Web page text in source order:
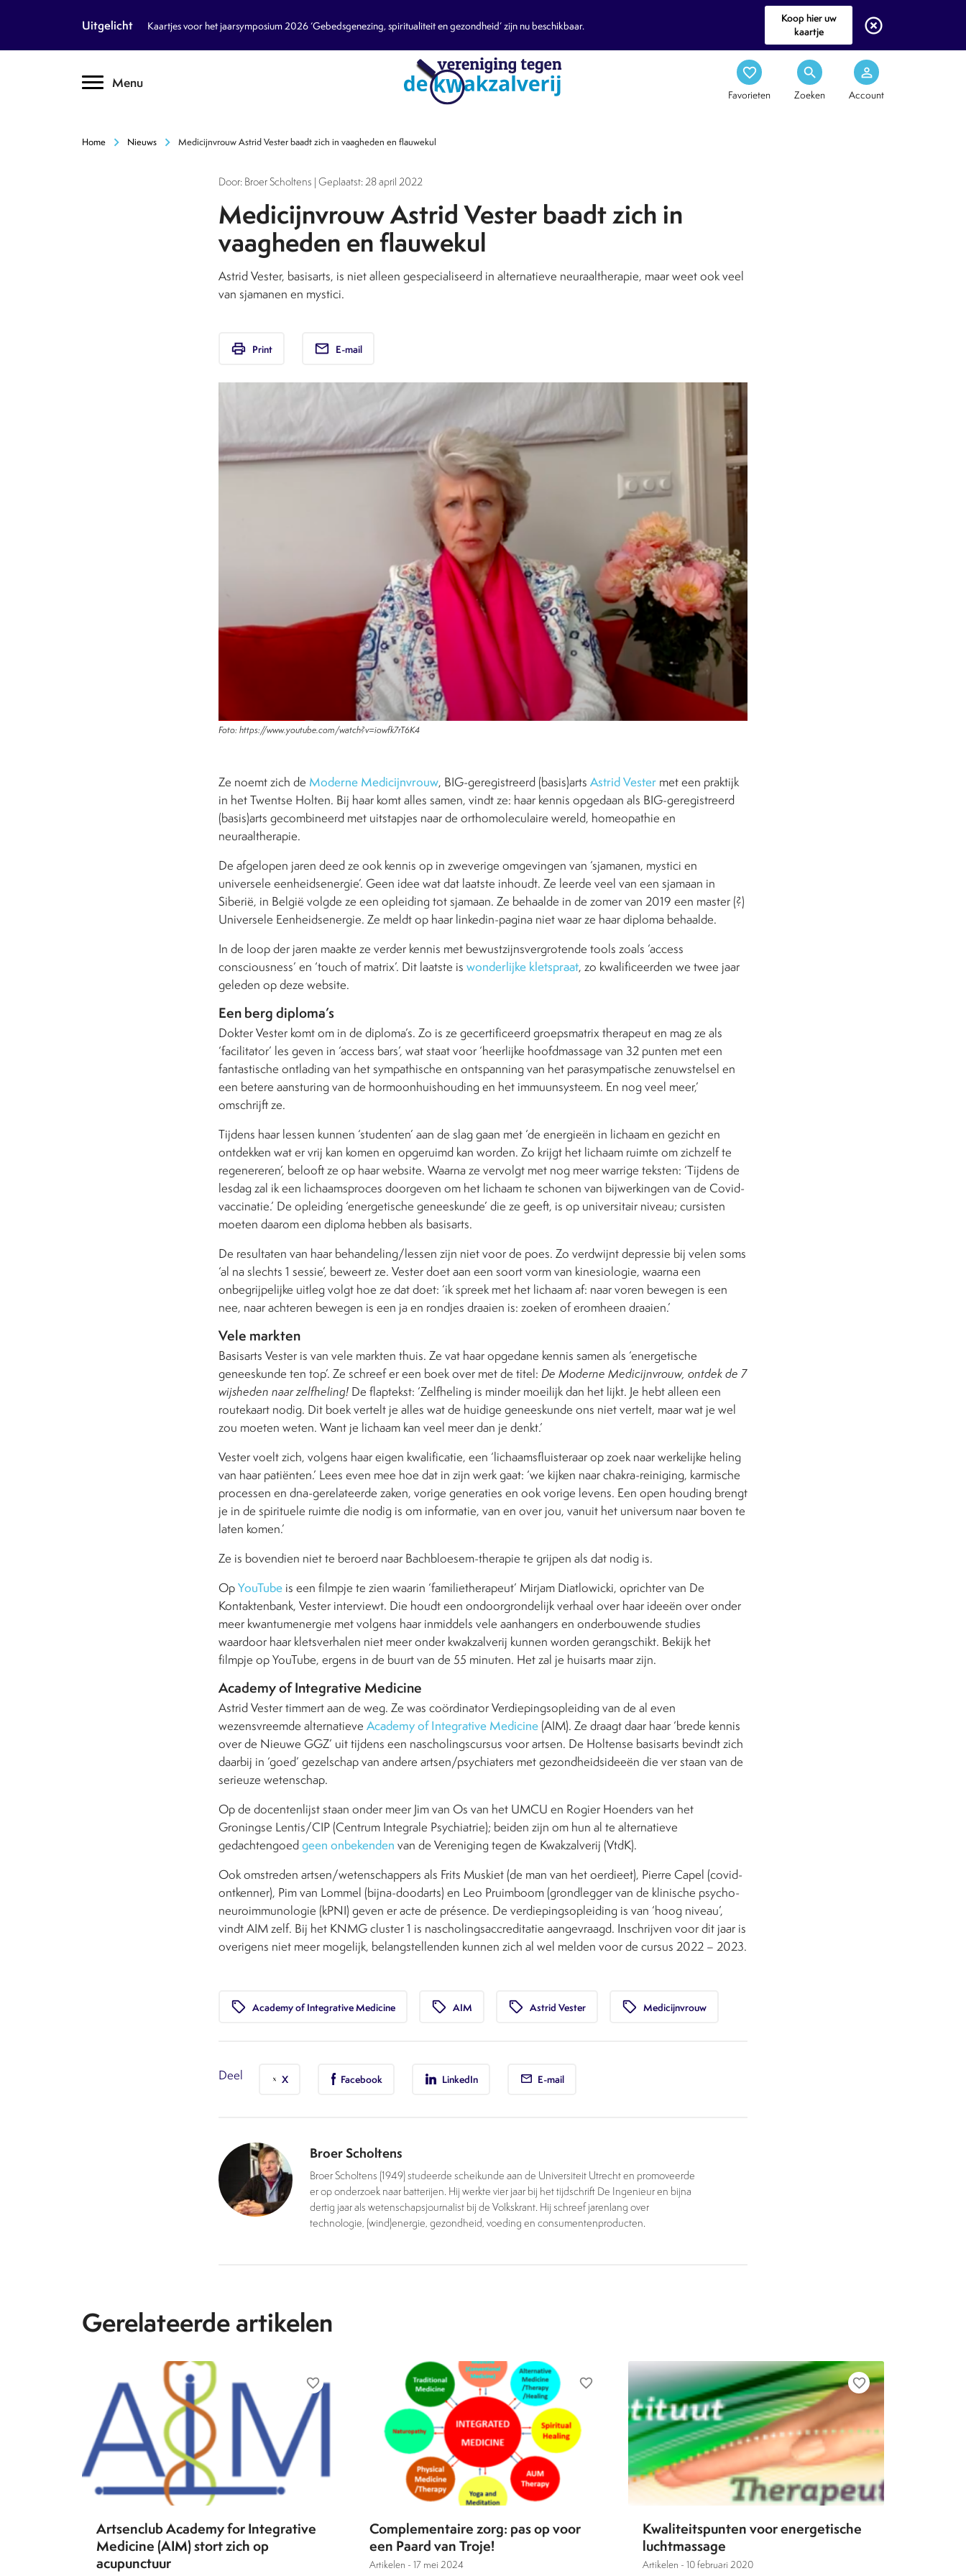
Uitgelicht Kaartjes voor het jaarsymposium 2026 ‘Gebedsgenezing, spiritualiteit en gezondheid’ zijn nu beschikbaar.
Koop hier uw
kaartje
highlight_off
Menu
favorite_border
Favorieten
search
Zoeken
person_outline
Account
Nieuws
inventory_2 Dossiers chevron_right
text_format Encyclopedie
Home chevron_right Nieuws chevron_right Medicijnvrouw Astrid Vester baadt zich in vaagheden en flauwekul
Door: Broer Scholtens | Geplaatst: 28 april 2022
Medicijnvrouw Astrid Vester baadt zich in
vaagheden en flauwekul
Astrid Vester, basisarts, is niet alleen gespecialiseerd in alternatieve neuraaltherapie, maar weet ook veel
van sjamanen en mystici.
print Print email E-mail
Foto: https://www.youtube.com/watch?v=iowfk7rT6K4
Ze noemt zich de Moderne Medicijnvrouw, BIG-geregistreerd (basis)arts Astrid Vester met een praktijk
in het Twentse Holten. Bij haar komt alles samen, vindt ze: haar kennis opgedaan als BIG-geregistreerd
(basis)arts gecombineerd met uitstapjes naar de orthomoleculaire wereld, homeopathie en
neuraaltherapie.
De afgelopen jaren deed ze ook kennis op in zweverige omgevingen van ‘sjamanen, mystici en
universele eenheidsenergie’. Geen idee wat dat laatste inhoudt. Ze leerde veel van een sjamaan in
Siberië, in België volgde ze een opleiding tot sjamaan. Ze behaalde in de zomer van 2019 een master (?)
Universele Eenheidsenergie. Ze meldt op haar linkedin-pagina niet waar ze haar diploma behaalde.
In de loop der jaren maakte ze verder kennis met bewustzijnsvergrotende tools zoals ‘access
consciousness’ en ‘touch of matrix’. Dit laatste is wonderlijke kletspraat, zo kwalificeerden we twee jaar
geleden op deze website.
Een berg diploma’s
Dokter Vester komt om in de diploma’s. Zo is ze gecertificeerd groepsmatrix therapeut en mag ze als
‘facilitator’ les geven in ‘access bars’, wat staat voor ‘heerlijke hoofdmassage van 32 punten met een
fantastische ontlading van het sympathische en ontspanning van het parasympatische zenuwstelsel en
een betere aansturing van de hormoonhuishouding en het immuunsysteem. En nog veel meer,’
omschrijft ze.
Tijdens haar lessen kunnen ‘studenten’ aan de slag gaan met ‘de energieën in lichaam en gezicht en
ontdekken wat er vrij kan komen en opgeruimd kan worden. Zo krijgt het lichaam ruimte om zichzelf te
regenereren’, belooft ze op haar website. Waarna ze vervolgt met nog meer warrige teksten: ‘Tijdens de
lesdag zal ik een lichaamsproces doorgeven om het lichaam te schonen van bijwerkingen van de Covid-
vaccinatie.’ De opleiding ‘energetische geneeskunde’ die ze geeft, is op universitair niveau; cursisten
moeten daarom een diploma hebben als basisarts.
De resultaten van haar behandeling/lessen zijn niet voor de poes. Zo verdwijnt depressie bij velen soms
‘al na slechts 1 sessie’, beweert ze. Vester doet aan een soort vorm van kinesiologie, waarna een
onbegrijpelijke uitleg volgt hoe ze dat doet: ‘ik spreek met het lichaam af: naar voren bewegen is een
nee, naar achteren bewegen is een ja en rondjes draaien is: zoeken of eromheen draaien.’
Vele markten
Basisarts Vester is van vele markten thuis. Ze vat haar opgedane kennis samen als ‘energetische
geneeskunde ten top’. Ze schreef er een boek over met de titel: De Moderne Medicijnvrouw, ontdek de 7
wijsheden naar zelfheling! De flaptekst: ‘Zelfheling is minder moeilijk dan het lijkt. Je hebt alleen een
routekaart nodig. Dit boek vertelt je alles wat de huidige geneeskunde ons niet vertelt, maar wat je wel
zou moeten weten. Want je lichaam kan veel meer dan je denkt.’
Vester voelt zich, volgens haar eigen kwalificatie, een ‘lichaamsfluisteraar op zoek naar werkelijke heling
van haar patiënten.’ Lees even mee hoe dat in zijn werk gaat: ‘we kijken naar chakra-reiniging, karmische
processen en dna-gerelateerde zaken, vorige generaties en ook vorige levens. Een open houding brengt
je in de spirituele ruimte die nodig is om informatie, van en over jou, vanuit het universum naar boven te
laten komen.’
Ze is bovendien niet te beroerd naar Bachbloesem-therapie te grijpen als dat nodig is.
OpYouTube is een filmpje te zien waarin ‘familietherapeut’ Mirjam Diatlowicki, oprichter van De
Kontaktenbank, Vester interviewt. Die houdt een ondoorgrondelijk verhaal over haar ideeën over onder
meer kwantumenergie met volgens haar inmiddels vele aanhangers en onderbouwende studies
waardoor haar kletsverhalen niet meer onder kwakzalverij kunnen worden gerangschikt. Bekijk het
filmpje op YouTube, ergens in de buurt van de 55 minuten. Het zal je huisarts maar zijn.
Academy of Integrative Medicine
Astrid Vester timmert aan de weg. Ze was coördinator Verdiepingsopleiding van de al even
wezensvreemde alternatieve Academy of Integrative Medicine (AIM). Ze draagt daar haar ‘brede kennis
over de Nieuwe GGZ’ uit tijdens een nascholingscursus voor artsen. De Holtense basisarts bevindt zich
daarbij in ‘goed’ gezelschap van andere artsen/psychiaters met gezondheidsideeën die ver staan van de
serieuze wetenschap.
Op de docentenlijst staan onder meer Jim van Os van het UMCU en Rogier Hoenders van het
Groningse Lentis/CIP (Centrum Integrale Psychiatrie); beiden zijn om hun al te alternatieve
gedachtengoedgeen onbekenden van de Vereniging tegen de Kwakzalverij (VtdK).
Ook omstreden artsen/wetenschappers als Frits Muskiet (de man van het oerdieet), Pierre Capel (covid-
ontkenner), Pim van Lommel (bijna-doodarts) en Leo Pruimboom (grondlegger van de klinische psycho-
neuroimmunologie (kPNI) geven er acte de présence. De verdiepingsopleiding is van ‘hoog niveau’,
vindt AIM zelf. Bij het KNMG cluster 1 is nascholingsaccreditatie aangevraagd. Inschrijven voor dit jaar is
overigens niet meer mogelijk, belangstellenden kunnen zich al wel melden voor de cursus 2022 – 2023.
local_offer Academy of Integrative Medicine local_offer AIM local_offer Astrid Vester local_offer Medicijnvrouw
Deel X Facebook LinkedIn E-mail
Broer Scholtens
Broer Scholtens (1949) studeerde scheikunde aan de Universiteit Utrecht en promoveerde
er op onderzoek naar batterijen. Hij werkte vier jaar bij het tijdschrift De Ingenieur en bijna
dertig jaar als wetenschapsjournalist bij de Volkskrant. Hij schreef jarenlang over
technologie, (wind)energie, gezondheid, voeding en consumentenproducten.
Gerelateerde artikelen
favorite_border
Artsenclub Academy for Integrative
Medicine (AIM) stort zich op
acupunctuur
favorite_border
Complementaire zorg: pas op voor
een Paard van Troje!
Artikelen - 17 mei 2024
favorite_border
Kwaliteitspunten voor energetische
luchtmassage
Artikelen - 10 februari 2020